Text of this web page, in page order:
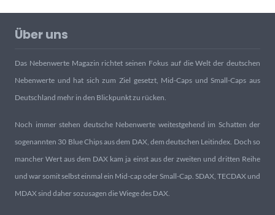
Über uns
Das Nebenwerte Magazin richtet seinen Fokus auf die Welt der deutschen
Nebenwerte und hat sich zum Ziel gesetzt, Mid-Caps und Small-Caps aus
Deutschland mehr in den Blickpunkt zu rücken.
Noch immer stehen deutsche Nebenwerte weitestgehend im Schatten der
sogenannten 30 Blue Chips aus dem DAX, dem deutschen Leitindex. Doch so
mancher Wert aus dem DAX kam ja einst aus der zweiten und dritten Reihe
und war somit selbst einmal ein Mid-cap oder Small-Cap. SDAX, TECDAX und
MDAX sind daher sozusagen die Wiege des DAX.